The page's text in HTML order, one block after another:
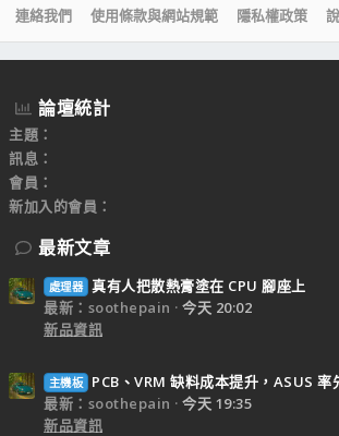
連絡我們
使用條款與網站規範 隱私權政策
論壇統計
主題
訊息
會員
新加入的會員
最新文章
處理器 真有人把散熱膏塗在 CPU 腳座上
最新：soothepain
今天 20:02
新品資訊
主機板
PCB、VRM 缺料成本提升，ASUS 率
最新：soothepain
今天 19:35
新品資訊